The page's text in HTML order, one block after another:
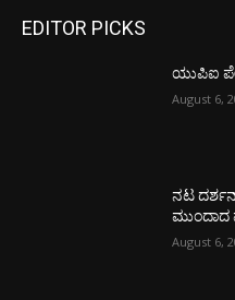
EDITOR PICKS
ಯುಪಿಐ
August 6,
ನಟ ದರ್ಶನ್
ಮುಂದಾದ
August 6,